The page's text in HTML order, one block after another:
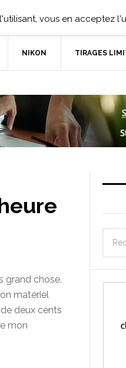
NIKON TIRAGES
grand chose.
matériel
deux cents
mon
vous en acceptez